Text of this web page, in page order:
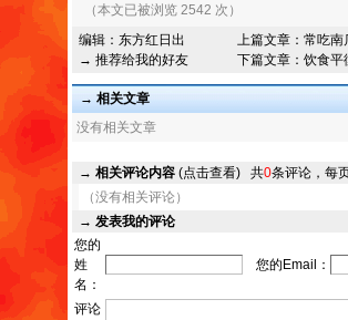
（本文已被浏览 2542 次）
编辑： 东方红日出
→ 推荐给我的好友
上篇文章： 常吃南
下篇文章： 饮食平
→ 相关文章
没有相关文章
→ 相关评论内容 (点击查看) 共0条评论，每
（没有相关评论）
→ 发表我的评论
您的
姓
名：
您的Email：
评论